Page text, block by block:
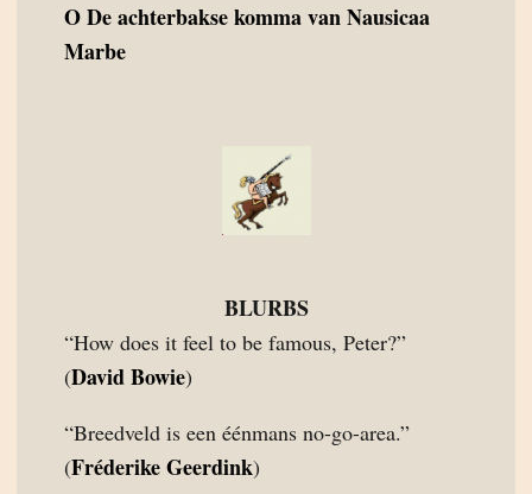
ODe achterbakse komma van Nausicaa
Marbe
BLURBS
“How does it feel to be famous, Peter?”
(David Bowie)
“Breedveld is een éénmans no-go-area.”
(Fréderike Geerdink)